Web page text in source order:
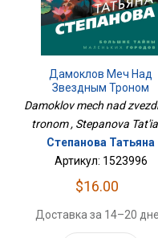
Дамоклов Меч Над
Звездным Троном
Damoklov mech nad
tronom , Stepanova
Степанова Татьяна
Артикул: 1523996
$16.00
Доставка за 14–20